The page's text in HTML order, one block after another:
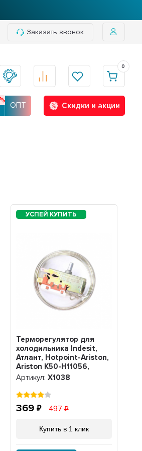
Заказать звонок
0
ОПТ
Скидки и акции
Терморегулятор для
холодильника Indesit,
Атлант, Hotpoint-Ariston,
Ariston K50-H11056,
Х1038
Артикул: Х1038
369 497
Купить в 1 клик